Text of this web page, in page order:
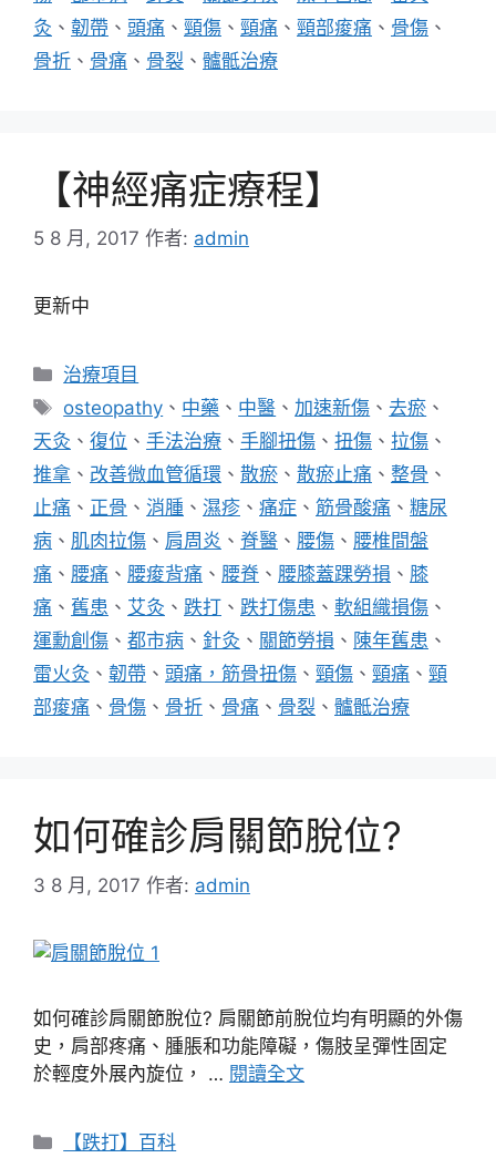
灸 、 韌帶 、 頭痛 、 頸傷 、 頸痛 、 頸部痠痛 、 骨傷 、
骨折 、 骨痛 、 骨裂 、 髗骶治療
【神經痛症療程】
5 8 月, 2017 作者: admin
更新中
分
類
治療項目
標
籤
osteopathy 、 中藥 、 中醫 、加速新傷 、去瘀 、
天灸 、 復位 、 手法治療 、 手腳扭傷 、 扭傷 、 拉傷 、
推拿 、 改善微血管循環 、 散瘀 、 散瘀止痛 、 整骨 、
止痛 、 正骨 、 消腫 、 濕疹 、 痛症 、 筋骨酸痛 、 糖尿
病 、 肌肉拉傷 、 肩周炎 、 脊醫 、 腰傷 、 腰椎間盤
痛 、 腰痛 、 腰痠背痛 、 腰脊 、 腰膝蓋踝勞損 、 膝
痛 、 舊患 、 艾灸 、 跌打 、 跌打傷患 、 軟組織損傷 、
運勳創傷 、 都市病 、 針灸 、 關節勞損 、 陳年舊患 、
雷火灸 、 韌帶 、 頭痛，筋骨扭傷 、 頸傷 、 頸痛 、 頸
部痠痛 、 骨傷 、 骨折 、 骨痛 、 骨裂 、 髗骶治療
如何確診肩關節脫位?
3 8 月, 2017 作者: admin
如何確診肩關節脫位? 肩關節前脫位均有明顯的外傷
史，肩部疼痛、腫脹和功能障礙，傷肢呈彈性固定
於輕度外展內旋位， … 閱讀全文
分
【跌打】百科